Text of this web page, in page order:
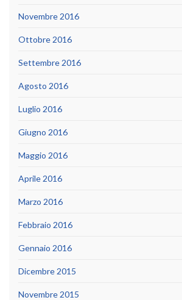
Novembre 2016
Ottobre 2016
Settembre 2016
Agosto 2016
Luglio 2016
Giugno 2016
Maggio 2016
Aprile 2016
Marzo 2016
Febbraio 2016
Gennaio 2016
Dicembre 2015
Novembre 2015